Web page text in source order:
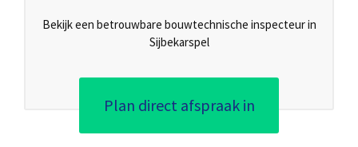
Bekijk een betrouwbare bouwtechnische inspecteur in
Sijbekarspel
Plan direct afspraak in